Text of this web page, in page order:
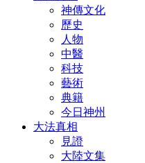
神傳文化
歷史
人物
中醫
科技
藝術
典籍
今日神州
大法真相
見證
大陸文集